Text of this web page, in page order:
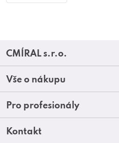
Z
á
p
a
CMÍRAL s.r.o.
Prodejny
O nás
Blog
Kontakt
Vše o nákupu
Doprava a platba
Obchodní podmínky
Reklamace a vrácení zboží
Pro profesionály
Akční letáky
Kontakt